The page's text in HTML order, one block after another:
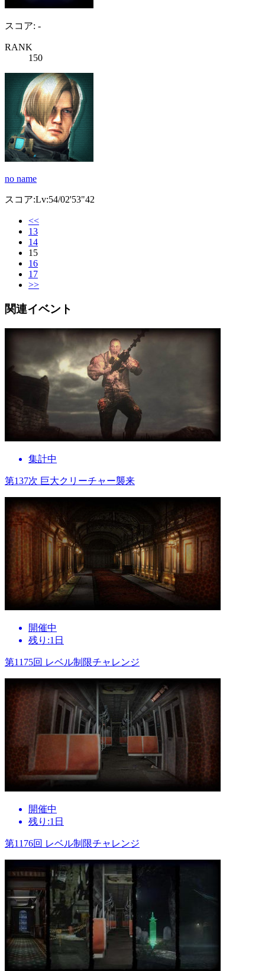
スコア: -
RANK
150
no name
スコア:Lv:54/02'53"42
<<
13
14
15
16
17
>>
関連イベント
集計中
第137次 巨大クリーチャー襲来
開催中
残り:1日
第1175回 レベル制限チャレンジ
開催中
残り:1日
第1176回 レベル制限チャレンジ